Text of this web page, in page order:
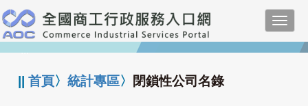
跳
到
主
要
:::
||首頁〉統計專區〉 閉鎖性公司名錄